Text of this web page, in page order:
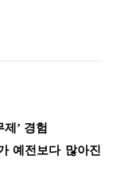
’ 경험
예전보다 많아진